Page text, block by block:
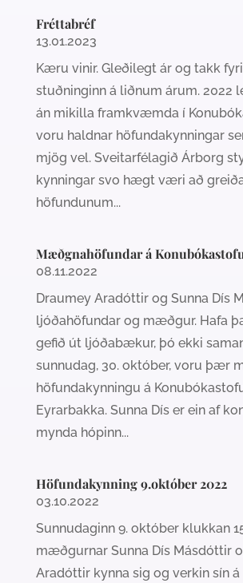
Fréttabréf
13.01.2023
Kæru vinir. Gleðilegt ár og takk
stuðninginn á liðnum árum. 2022
án mikilla framkvæmda í
voru haldnar höfundakynningar
mjög vel. Sveitarfélagið Árborg
kynningar svo hægt væri að
höfundunum...
Mæðgnahöfundar á
08.11.2022
Draumey Aradóttir og Sunna Dís
ljóðahöfundar og mæðgur. Hafa
gefið út ljóðabækur, þó ekki
sunnudag, 30. október, voru þær
höfundakynningu á
Eyrarbakka. Sunna Dís er ein af
mynda hópinn...
Höfundakynning 9.október 2022
03.10.2022
Sunnudaginn 9. október klukkan
mæðgurnar Sunna Dís Másdóttir
Aradóttir kynna sig og verkin sín á